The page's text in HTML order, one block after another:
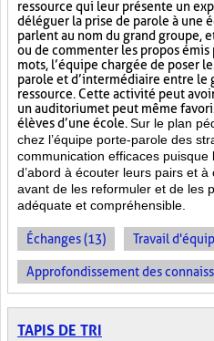
ressource qui leur présente un
déléguer la prise de parole à une
parlent au nom du grand groupe,
ou de commenter les propos émis
mots, l’équipe chargée de poser
parole et d’intermédiaire entre le
ressource. Cette activité peut
un auditorium et peut même
élèves d’une école. Sur le plan
chez l’équipe porte-parole des
communication efficaces
d’abord à écouter leurs pairs et
avant de les reformuler et de les
adéquate et compréhensible.
Échanges (13) Travail
Approfondissement des
TAPIS DE TRI